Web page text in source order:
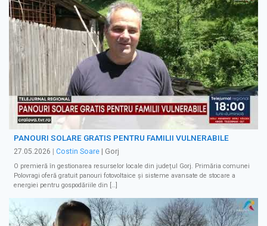
PANOURI SOLARE GRATIS PENTRU FAMILII VULNERABILE
27.05.2026 | Costin Soare | Gorj
O premieră în gestionarea resurselor locale din județul Gorj. Primăria comunei
Polovragi oferă gratuit panouri fotovoltaice și sisteme avansate de stocare a
energiei pentru gospodăriile din […]